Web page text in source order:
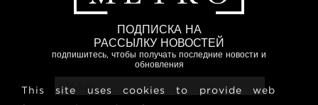
ПОДПИСКА НА
РАССЫЛКУ НОВОСТЕЙ
подпишитесь, чтобы получать последние новости и
обновления
This site uses cookies to provide web